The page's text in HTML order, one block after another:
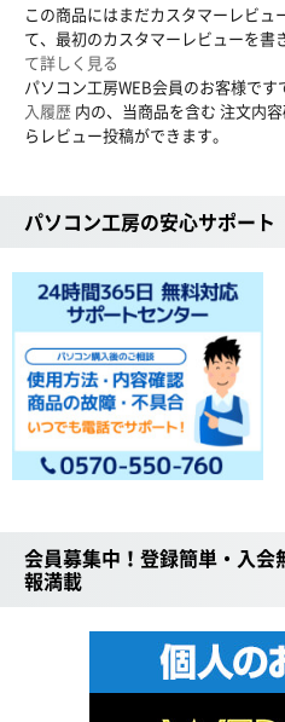
この商品にはまだカスタマーレビュ
て、最初のカスタマーレビューを書
て詳しく見る
パソコン工房WEB会員のお客様で
入履歴 内の、当商品を含む 注文内
らレビュー投稿ができます。
パソコン工房の安心サポート
会員募集中！登録簡単・入
報満載